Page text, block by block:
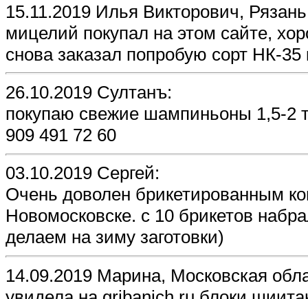
15.11.2019 Илья Викторович,
мицелий покупал на этом сайте,
снова заказал попробую сорт НК-
26.10.2019 Султанъ:
покупаю свежие шампиньоны 1,5-2
909 491 72 60
03.10.2019 Сергей:
Очень доволен брикетированным
Новомосковске. с 10 брикетов
делаем на зиму заготовки)
14.09.2019 Марина, Московская